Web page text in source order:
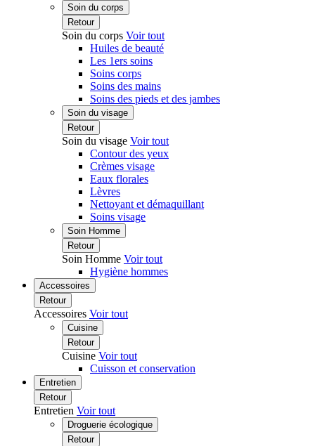
Soin du corps
Retour
Soin du corps Voir tout
Huiles de beauté
Les 1ers soins
Soins corps
Soins des mains
Soins des pieds et des jambes
Soin du visage
Retour
Soin du visage Voir tout
Contour des yeux
Crèmes visage
Eaux florales
Lèvres
Nettoyant et démaquillant
Soins visage
Soin Homme
Retour
Soin Homme Voir tout
Hygiène hommes
Accessoires
Retour
Accessoires Voir tout
Cuisine
Retour
Cuisine Voir tout
Cuisson et conservation
Entretien
Retour
Entretien Voir tout
Droguerie écologique
Retour